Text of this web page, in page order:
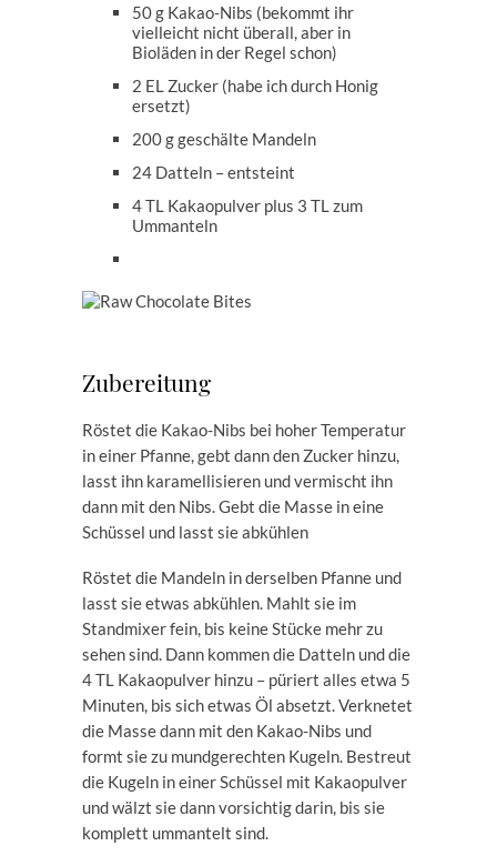
50 g Kakao-Nibs (bekommt ihr
vielleicht nicht überall, aber in
Bioläden in der Regel schon)
2 EL Zucker (habe ich durch Honig
ersetzt)
200 g geschälte Mandeln
24 Datteln – entsteint
4 TL Kakaopulver plus 3 TL zum
Ummanteln
Zubereitung
Röstet die Kakao-Nibs bei hoher Temperatur
in einer Pfanne, gebt dann den Zucker hinzu,
lasst ihn karamellisieren und vermischt ihn
dann mit den Nibs. Gebt die Masse in eine
Schüssel und lasst sie abkühlen
Röstet die Mandeln in derselben Pfanne und
lasst sie etwas abkühlen. Mahlt sie im
Standmixer fein, bis keine Stücke mehr zu
sehen sind. Dann kommen die Datteln und die
4 TL Kakaopulver hinzu – püriert alles etwa 5
Minuten, bis sich etwas Öl absetzt. Verknetet
die Masse dann mit den Kakao-Nibs und
formt sie zu mundgerechten Kugeln. Bestreut
die Kugeln in einer Schüssel mit Kakaopulver
und wälzt sie dann vorsichtig darin, bis sie
komplett ummantelt sind.